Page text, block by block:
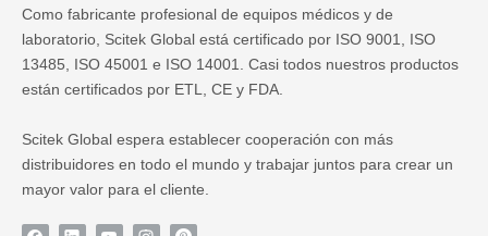
Como fabricante profesional de equipos médicos y de
laboratorio, Scitek Global está certificado por ISO 9001, ISO
13485, ISO 45001 e ISO 14001. Casi todos nuestros productos
están certificados por ETL, CE y FDA.
Scitek Global espera establecer cooperación con más
distribuidores en todo el mundo y trabajar juntos para crear un
mayor valor para el cliente.